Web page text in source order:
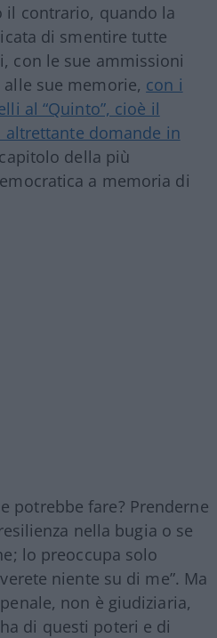
il contrario, quando la
di smentire tutte
con le sue ammissioni
sue memorie, con i
al “Quinto”, cioè il
domande in
della più
a memoria di
potrebbe fare? Prenderne
nella bugia o se
lo preoccupa solo
niente su di me”. Ma
non è giudiziaria,
di questi poteri e di